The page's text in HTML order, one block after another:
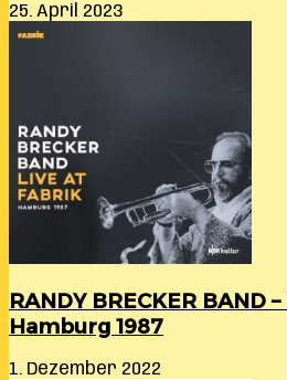
25. April 2023
RANDY BRECKER BAND
Hamburg 1987
1. Dezember 2022